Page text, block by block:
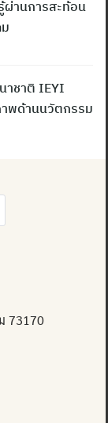
ผ่านการสะท้อน
าชาติ IEYI
พด้านนวัตกรรม
73170